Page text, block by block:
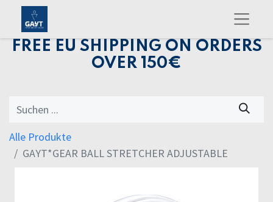
FREE EU SHIPPING ON ORDERS
OVER 150€
Alle Produkte
GAYT*GEAR BALL STRETCHER ADJUSTABLE